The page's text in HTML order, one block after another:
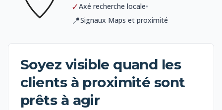
✓Axé recherche locale•
📍Signaux Maps et proximité
Soyez visible quand les
clients à proximité sont
prêts à agir